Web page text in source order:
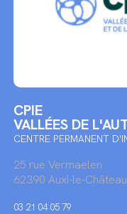
CPIE
VALLÉES DE
CENTRE PERMANENT
25 rue Vermaelen
62390 Auxi-le-Château
03 21 04 05 79